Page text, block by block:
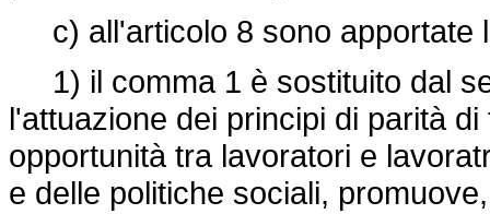
c) all'articolo 8 sono apportate
1) il comma 1 è sostituito dal
l'attuazione dei principi di parità
opportunità tra lavoratori e
e delle politiche sociali,